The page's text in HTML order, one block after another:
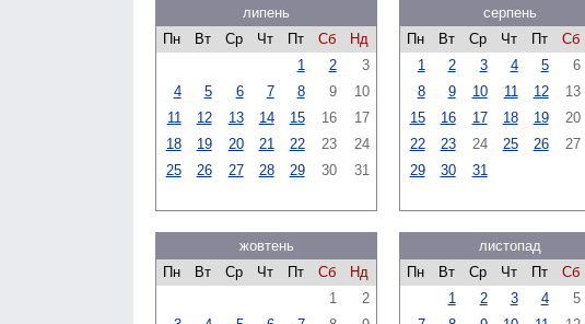
липень
Пн
Вт Ср Чт Пт Сб
Нд
1
2
3
4
5 6 7 8 9
10
11
12 13 14 15 16
17
18
19 20 21 22 23
24
25
26 27 28 29 30 31
серпень
Пн
Вт Ср Чт Пт Сб
1
2 3 4 5 6
8
9 10 11 12 13
15
16 17 18 19 20
22
23 24 25 26 27
29
30 31
жовтень
Пн
Вт Ср Чт Пт Сб
Нд
1
2
листопад
Пн
Вт Ср Чт Пт Сб
1
2 3 4 5